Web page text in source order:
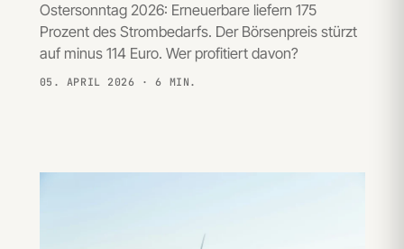
Ostersonntag 2026: Erneuerbare liefern 175
Prozent des Strombedarfs. Der Börsenpreis stürzt
auf minus 114 Euro. Wer profitiert davon?
05. APRIL 2026 · 6 MIN.